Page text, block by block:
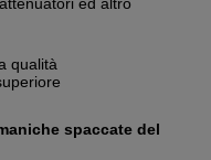
qualità
spaccate del